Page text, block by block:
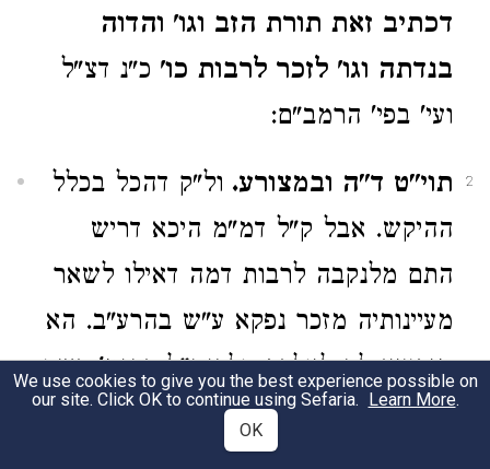
דכתיב זאת תורת הזב וגו' והדוה
בנדתה וגו' לזכר לרבות כו' כ"נ דצ"ל
ועי' בפי' הרמב"ם:
2 תוי"ט ד"ה ובמצורע. ול"ק דהכל בכלל
ההיקש. אבל ק"ל דמ"מ היכא דריש
התם מלנקבה לרבות דמה דאילו לשאר
מעיינותיה מזכר נפקא ע"ש בהרע"ב. הא
מיבעיא לה ליולדת. ולכן נ"ל דהגמ' דשם
ל"ל להך דרשה דת"כ לרבות יולדת.
We use cookies to give you the best experience possible on
our site. Click OK to continue using Sefaria. Learn More.
OK